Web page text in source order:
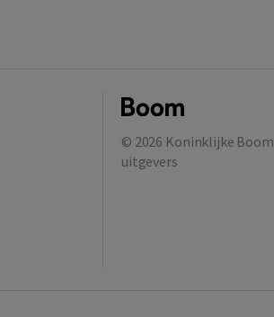
© 2026 Koninklijke Boom
uitgevers